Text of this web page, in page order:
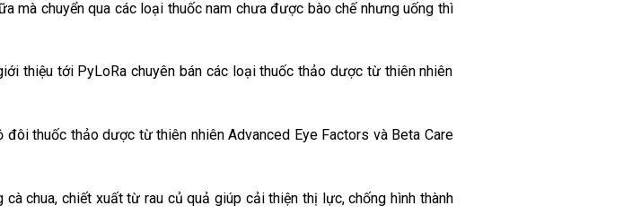
mà chuyển qua các loại thuốc nam chưa được bào chế nhưng uống thì
thiệu tới PyLoRa chuyên bán các loại thuốc thảo dược từ thiên nhiên
thuốc thảo dược từ thiên nhiên Advanced Eye Factors và Beta Care
chua, chiết xuất từ rau củ quả giúp cải thiện thị lực, chống hình thành